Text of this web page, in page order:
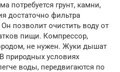
потребуется грунт, камни,
достаточно фильтра
позволит очистить воду от
пищи. Компрессор,
не нужен. Жуки дышат
природных условиях
воды, передвигаются по